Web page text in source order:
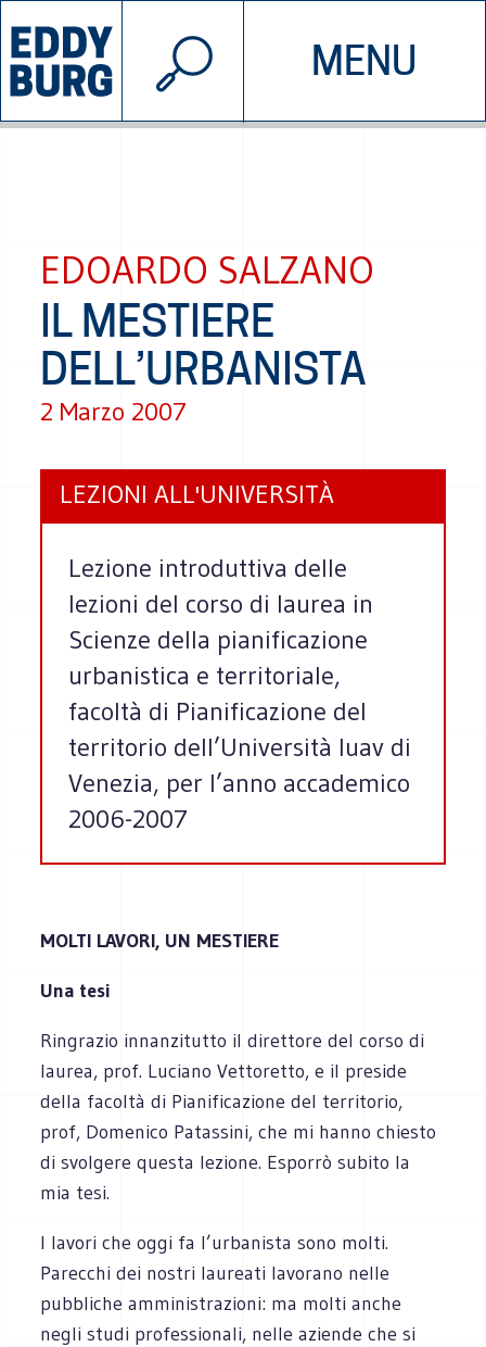
MENU
INIZIATIVE CHI SIAMO
© 2026 EDDYBURG
EDOARDO SALZANO
IL MESTIERE
DELL’URBANISTA
2 Marzo 2007
LEZIONI ALL'UNIVERSITÀ
Lezione introduttiva delle
lezioni del corso di laurea in
Scienze della pianificazione
urbanistica e territoriale,
facoltà di Pianificazione del
territorio dell’Università Iuav di
Venezia, per l’anno accademico
2006-2007
MOLTI LAVORI, UN MESTIERE
Una tesi
Ringrazio innanzitutto il direttore del corso di
laurea, prof. Luciano Vettoretto, e il preside
della facoltà di Pianificazione del territorio,
prof, Domenico Patassini, che mi hanno chiesto
di svolgere questa lezione. Esporrò subito la
mia tesi.
I lavori che oggi fa l’urbanista sono molti.
Parecchi dei nostri laureati lavorano nelle
pubbliche amministrazioni: ma molti anche
negli studi professionali, nelle aziende che si